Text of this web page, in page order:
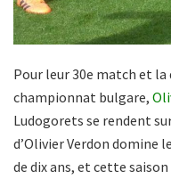
Pour leur 30e match et
championnat bulgare,
Ludogorets se rendent
d’Olivier Verdon domine
de dix ans, et cette